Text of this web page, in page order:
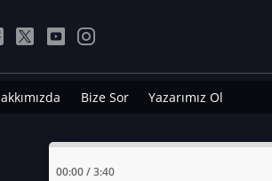
Bize Sor Yazarımız Ol
00:00/3:40